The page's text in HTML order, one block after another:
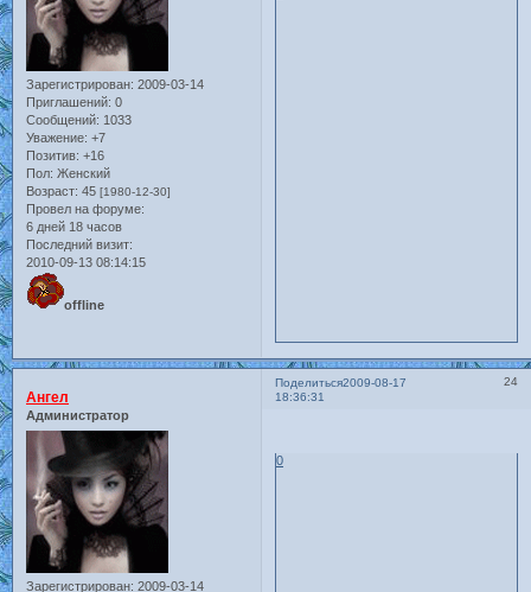
Зарегистрирован: 2009-03-14
Приглашений: 0
Сообщений: 1033
Уважение: +7
Позитив: +16
Пол: Женский
Возраст: 45 [1980-12-30]
Провел на форуме:
6 дней 18 часов
Последний визит:
2010-09-13 08:14:15
offline
Поделиться 24
2009-08-17
18:36:31
Ангел
Администратор
Зарегистрирован: 2009-03-14
0